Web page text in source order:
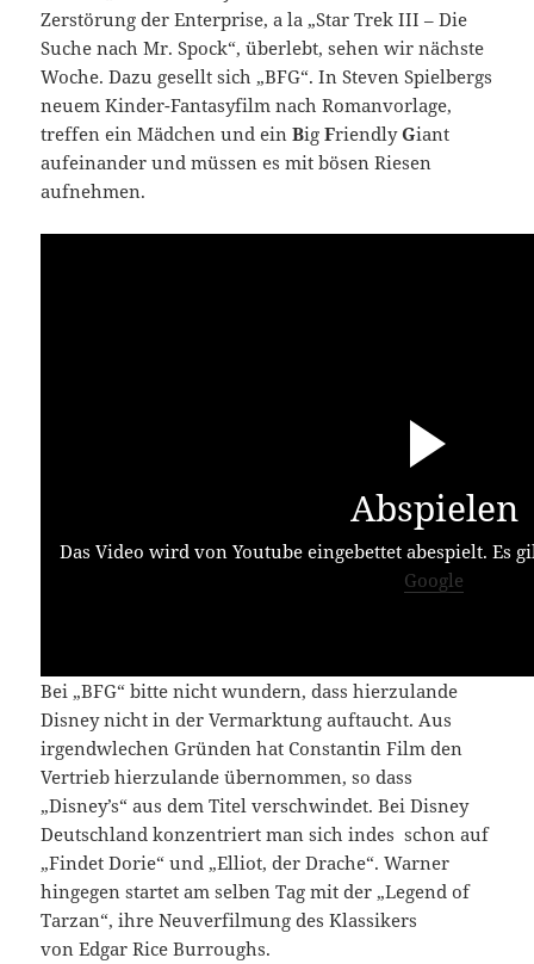
Zerstörung der Enterprise, a la „Star Trek III – Die
Suche nach Mr. Spock“, überlebt, sehen wir nächste
Woche. Dazu gesellt sich „BFG“. In Steven Spielbergs
neuem Kinder-Fantasyfilm nach Romanvorlage,
treffen ein Mädchen und einBigFriendlyGiant
aufeinander und müssen es mit bösen Riesen
aufnehmen.
Abspielen
Das Video wird von Youtube eingebettet abespielt. Es
Google
Bei „BFG“ bitte nicht wundern, dass hierzulande
Disney nicht in der Vermarktung auftaucht. Aus
irgendwlechen Gründen hat Constantin Film den
Vertrieb hierzulande übernommen, so dass
„Disney’s“ aus dem Titel verschwindet. Bei Disney
Deutschland konzentriert man sich indes schon auf
„Findet Dorie“ und „Elliot, der Drache“. Warner
hingegen startet am selben Tag mit der „Legend of
Tarzan“, ihre Neuverfilmung des Klassikers
von Edgar Rice Burroughs.